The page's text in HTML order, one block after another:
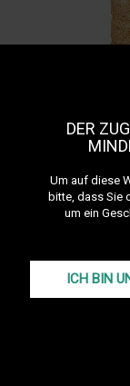
DER
Um auf diese
bitte, dass Sie
um ein
ICH BIN